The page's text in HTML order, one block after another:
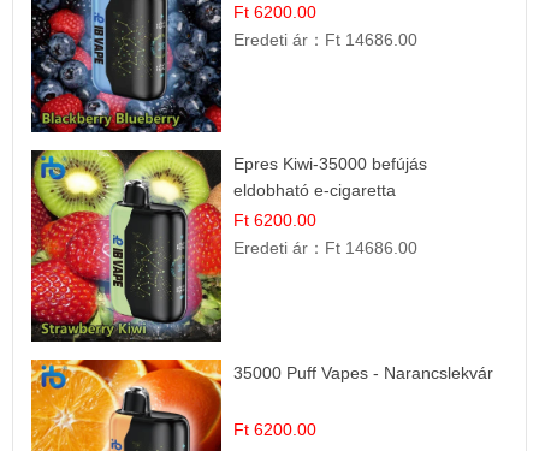
Ft 6200.00
Eredeti ár： Ft 14686.00
Epres Kiwi-35000 befújás
eldobható e-cigaretta
Ft 6200.00
Eredeti ár： Ft 14686.00
35000 Puff Vapes - Narancslekvár
Ft 6200.00